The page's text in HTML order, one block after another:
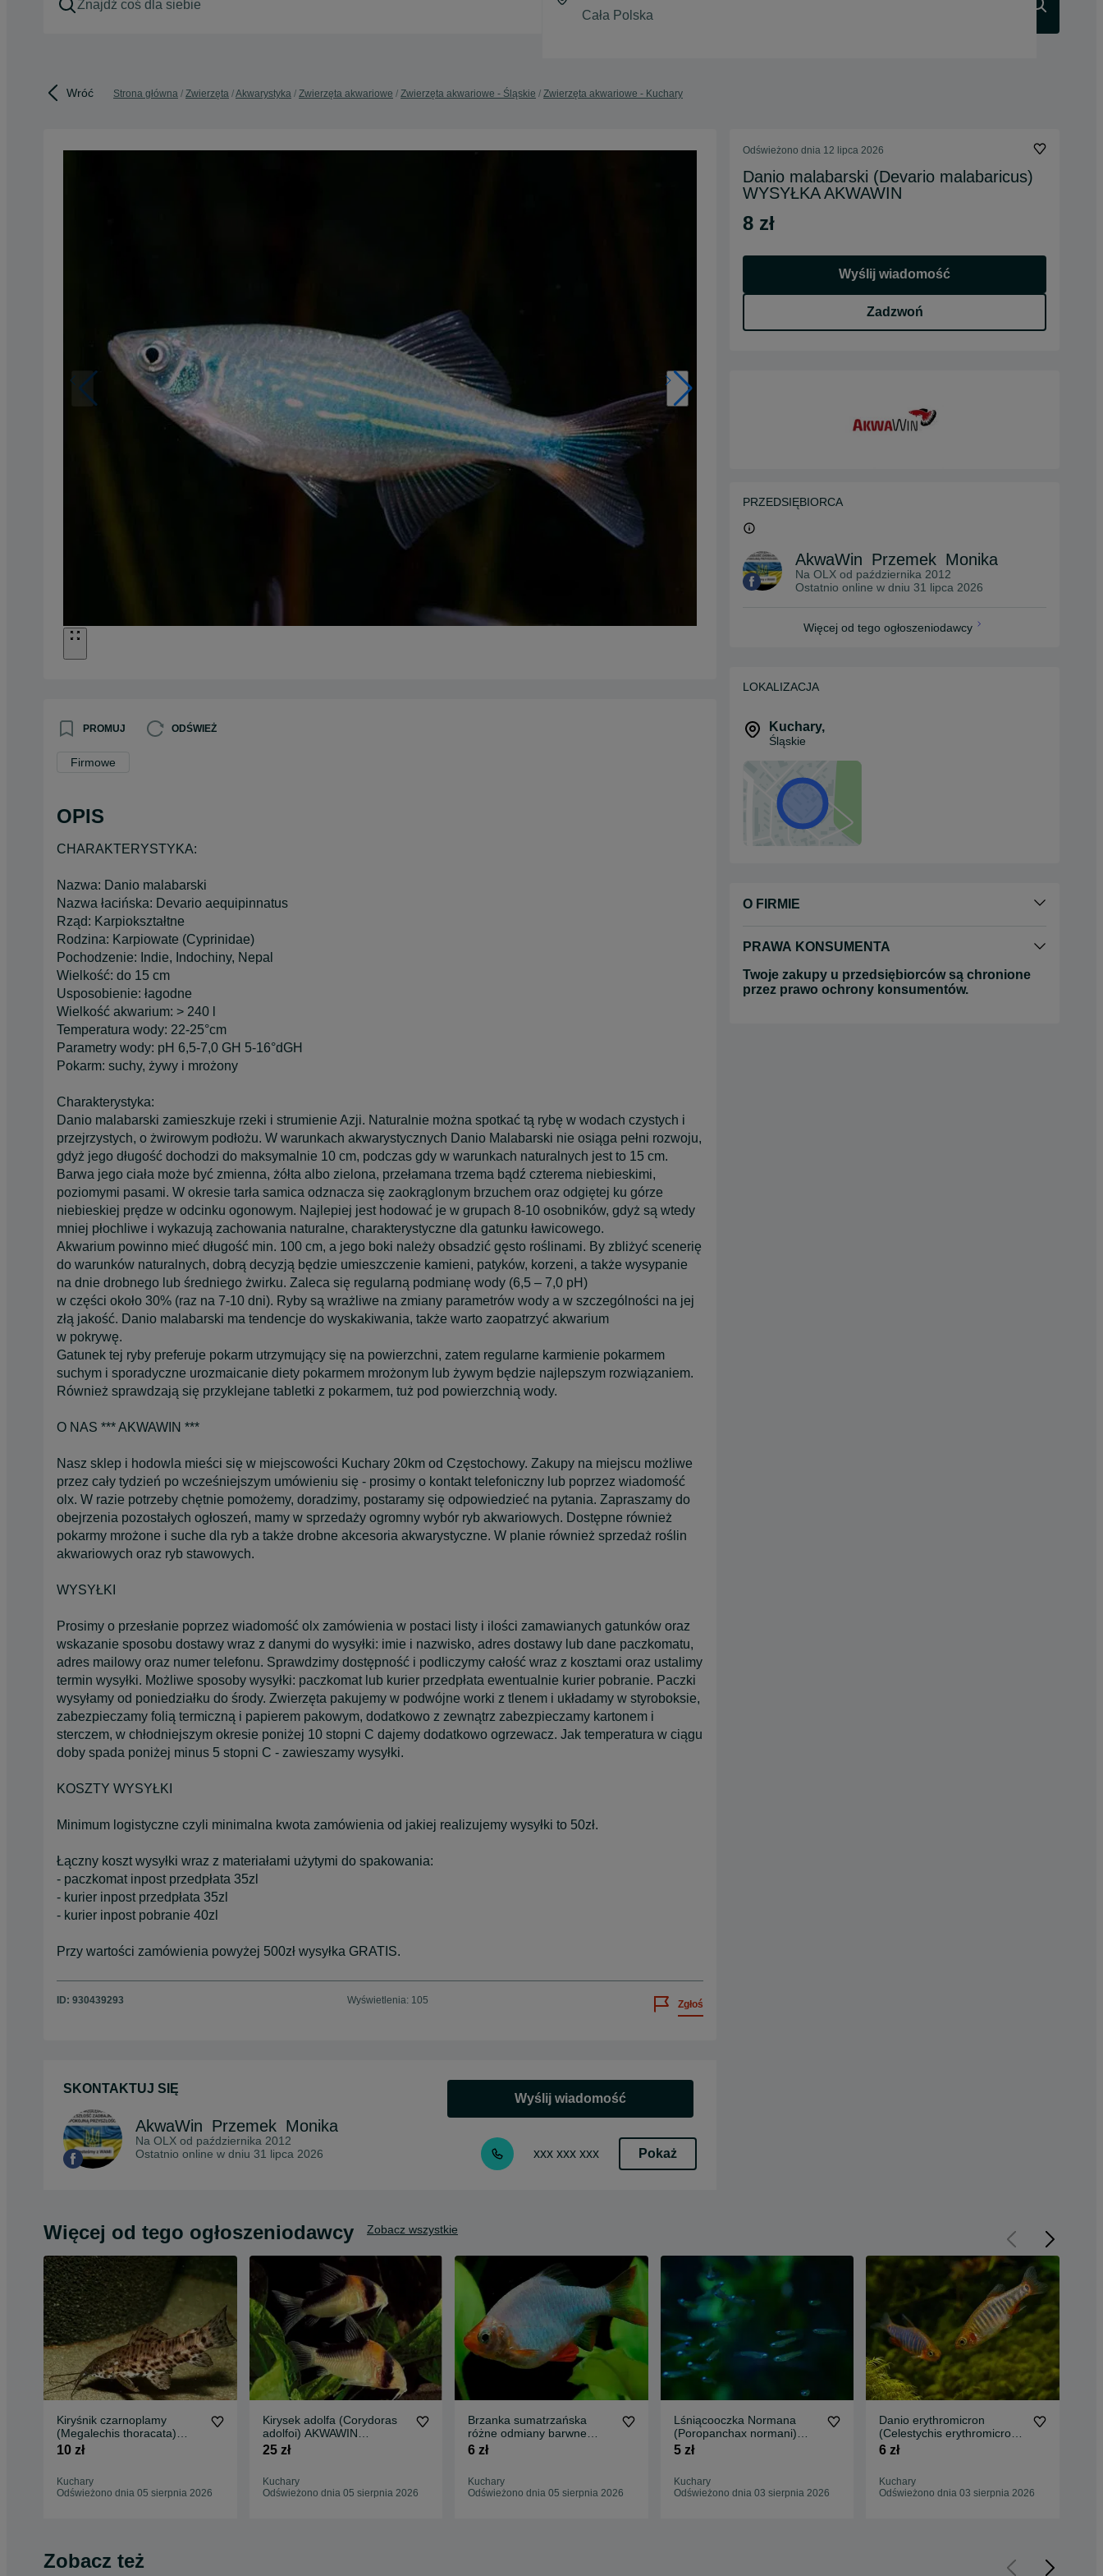
Wróć Strona główna Zwierzęta Akwarystyka Zwierzęta akwariowe Zwierzęta akwariowe - Śląskie Zwierzęta akwariowe - Kuchary
PROMUJ ODŚWIEŻ
Firmowe
OPIS
CHARAKTERYSTYKA:
Nazwa: Danio malabarski
Nazwa łacińska: Devario aequipinnatus
Rząd: Karpiokształtne
Rodzina: Karpiowate (Cyprinidae)
Pochodzenie: Indie, Indochiny, Nepal
Wielkość: do 15 cm
Usposobienie: łagodne
Wielkość akwarium: > 240 l
Temperatura wody: 22-25°cm
Parametry wody: pH 6,5-7,0 GH 5-16°dGH
Pokarm: suchy, żywy i mrożony
Charakterystyka:
Danio malabarski zamieszkuje rzeki i strumienie Azji. Naturalnie można spotkać tą rybę w wodach czystych i
przejrzystych, o żwirowym podłożu. W warunkach akwarystycznych Danio Malabarski nie osiąga pełni rozwoju,
gdyż jego długość dochodzi do maksymalnie 10 cm, podczas gdy w warunkach naturalnych jest to 15 cm.
Barwa jego ciała może być zmienna, żółta albo zielona, przełamana trzema bądź czterema niebieskimi,
poziomymi pasami. W okresie tarła samica odznacza się zaokrąglonym brzuchem oraz odgiętej ku górze
niebieskiej prędze w odcinku ogonowym. Najlepiej jest hodować je w grupach 8-10 osobników, gdyż są wtedy
mniej płochliwe i wykazują zachowania naturalne, charakterystyczne dla gatunku ławicowego.
Akwarium powinno mieć długość min. 100 cm, a jego boki należy obsadzić gęsto roślinami. By zbliżyć scenerię
do warunków naturalnych, dobrą decyzją będzie umieszczenie kamieni, patyków, korzeni, a także wysypanie
na dnie drobnego lub średniego żwirku. Zaleca się regularną podmianę wody (6,5 – 7,0 pH)
w części około 30% (raz na 7-10 dni). Ryby są wrażliwe na zmiany parametrów wody a w szczególności na jej
złą jakość. Danio malabarski ma tendencje do wyskakiwania, także warto zaopatrzyć akwarium
w pokrywę.
Gatunek tej ryby preferuje pokarm utrzymujący się na powierzchni, zatem regularne karmienie pokarmem
suchym i sporadyczne urozmaicanie diety pokarmem mrożonym lub żywym będzie najlepszym rozwiązaniem.
Również sprawdzają się przyklejane tabletki z pokarmem, tuż pod powierzchnią wody.
O NAS *** AKWAWIN ***
Nasz sklep i hodowla mieści się w miejscowości Kuchary 20km od Częstochowy. Zakupy na miejscu możliwe
przez cały tydzień po wcześniejszym umówieniu się - prosimy o kontakt telefoniczny lub poprzez wiadomość
olx. W razie potrzeby chętnie pomożemy, doradzimy, postaramy się odpowiedzieć na pytania. Zapraszamy do
obejrzenia pozostałych ogłoszeń, mamy w sprzedaży ogromny wybór ryb akwariowych. Dostępne również
pokarmy mrożone i suche dla ryb a także drobne akcesoria akwarystyczne. W planie również sprzedaż roślin
akwariowych oraz ryb stawowych.
WYSYŁKI
Prosimy o przesłanie poprzez wiadomość olx zamówienia w postaci listy i ilości zamawianych gatunków oraz
wskazanie sposobu dostawy wraz z danymi do wysyłki: imie i nazwisko, adres dostawy lub dane paczkomatu,
adres mailowy oraz numer telefonu. Sprawdzimy dostępność i podliczymy całość wraz z kosztami oraz ustalimy
termin wysyłki. Możliwe sposoby wysyłki: paczkomat lub kurier przedpłata ewentualnie kurier pobranie. Paczki
wysyłamy od poniedziałku do środy. Zwierzęta pakujemy w podwójne worki z tlenem i układamy w styroboksie,
zabezpieczamy folią termiczną i papierem pakowym, dodatkowo z zewnątrz zabezpieczamy kartonem i
sterczem, w chłodniejszym okresie poniżej 10 stopni C dajemy dodatkowo ogrzewacz. Jak temperatura w ciągu
doby spada poniżej minus 5 stopni C - zawieszamy wysyłki.
KOSZTY WYSYŁKI
Minimum logistyczne czyli minimalna kwota zamówienia od jakiej realizujemy wysyłki to 50zł.
Łączny koszt wysyłki wraz z materiałami użytymi do spakowania:
- paczkomat inpost przedpłata 35zl
- kurier inpost przedpłata 35zl
- kurier inpost pobranie 40zl
Przy wartości zamówienia powyżej 500zł wysyłka GRATIS.
ID: 930439293 Wyświetlenia: 105 Zgłoś
SKONTAKTUJ SIĘ
AkwaWin_Przemek_Monika
Na OLX od października 2012
Ostatnio online w dniu 31 lipca 2026
Wyślij wiadomość
xxx xxx xxx Pokaż
Odświeżono dnia 12 lipca 2026
Danio malabarski (Devario malabaricus)
WYSYŁKA AKWAWIN
8 zł
Wyślij wiadomość
Zadzwoń
PRZEDSIĘBIORCA
AkwaWin_Przemek_Monika
Na OLX od października 2012
Ostatnio online w dniu 31 lipca 2026
Więcej od tego ogłoszeniodawcy
LOKALIZACJA
Kuchary,
Śląskie
O FIRMIE
PRAWA KONSUMENTA
Twoje zakupy u przedsiębiorców są chronione
przez prawo ochrony konsumentów.
Więcej od tego ogłoszeniodawcy Zobacz wszystkie
Kiryśnik czarnoplamy
(Megalechis thoracata)
WYSYŁKA AKWAWIN
10 zł
Kuchary
Odświeżono dnia 05 sierpnia 2026
Kirysek adolfa (Corydoras
adolfoi) AKWAWIN
WYSYŁKA
25 zł
Kuchary
Odświeżono dnia 05 sierpnia 2026
Brzanka sumatrzańska
różne odmiany barwne
platyna gold WYSYŁKA
6 zł
Kuchary
Odświeżono dnia 05 sierpnia 2026
Lśniącooczka Normana
(Poropanchax normani)
WYSYŁKA AKWAWIN
5 zł
Kuchary
Odświeżono dnia 03 sierpnia 2026
Danio erythromicron
(Celestychis erythromicron)
WYSYŁKA AKWAWIN
6 zł
Kuchary
Odświeżono dnia 03 sierpnia 2026
Zobacz też